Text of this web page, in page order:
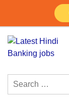
content
Search